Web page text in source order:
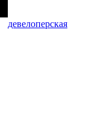
девелоперская